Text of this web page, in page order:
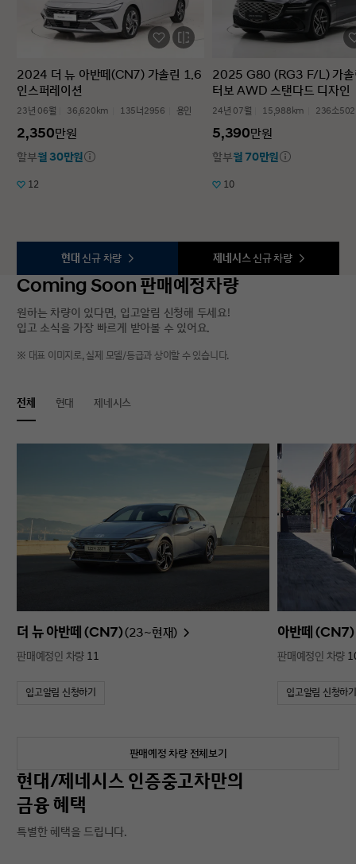
2024 더 뉴 아반떼(CN7) 가솔린 1.6
인스퍼레이션
23년 06월 36,620km 135너2956 용인
2,350만원
할부월 30만원
12
2025 G80 (RG3 F/L) 가
터보 AWD 스탠다드 디자인
24년 07월 15,988km 236소
5,390만원
할부월 70만원
10
현대 신규 차량 제네시스 신규 차량
Coming Soon 판매예정차량
원하는 차량이 있다면, 입고알림 신청해 두세요!
입고 소식을 가장 빠르게 받아볼 수 있어요.
※ 대표 이미지로, 실제 모델/등급과 상이할 수 있습니다.
전체 현대 제네시스
더 뉴 아반떼 (CN7)(23~현재)
판매예정인 차량 11
입고알림 신청하기
아반떼 (CN7)
판매예정인 차량
입고알림 신청하기
판매예정 차량 전체보기
현대/제네시스 인증중고차만의
금융 혜택
특별한 혜택을 드립니다.